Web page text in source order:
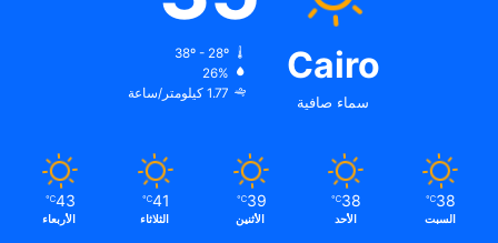
Cairo
سماء صافية
38º - 28º
26%
1.77 كيلومتر/ساعة
38
℃
السبت
38
℃
الأحد
39
℃
الأثنين
41
℃
الثلاثاء
43
℃
الأربعاء